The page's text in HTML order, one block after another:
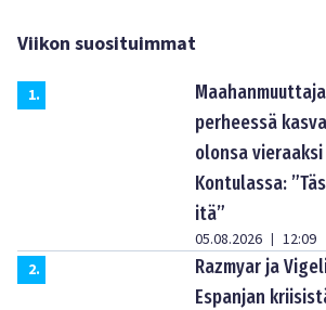
Viikon suosituimmat
1.
perheessä
olonsa
Kontulassa:
itä”
05.08.2026 | 12:09
2.
Razmyar ja
Espanjan